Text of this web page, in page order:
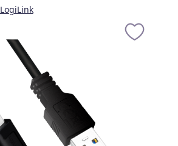
LogiLink